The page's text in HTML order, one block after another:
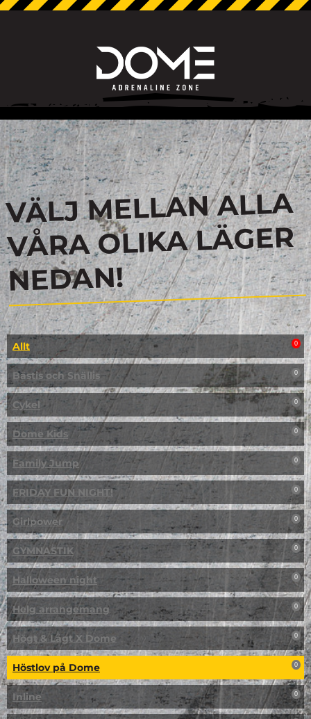
VÄLJ MELLAN ALLA
VÅRA OLIKA LÄGER
NEDAN!
Allt 0
Bästis och Snällis 0
Cykel 0
Dome Kids 0
Family Jump 0
FRIDAY FUN NIGHT! 0
Girlpower 0
GYMNASTIK 0
Halloween night 0
Helg arrangemang 0
Högt & Lågt X Dome 0
Höstlov på Dome 0
Inline 0